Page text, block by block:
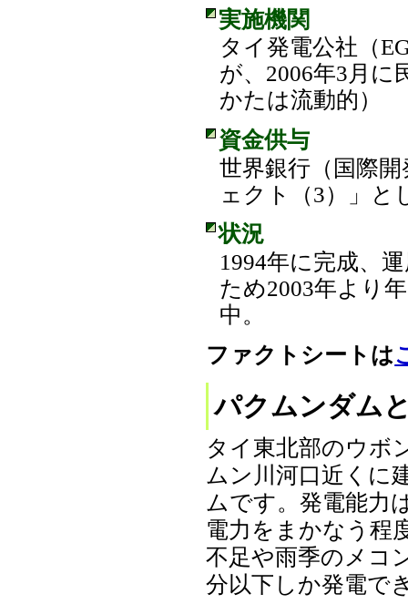
実施機関
タイ発電公社（
が、2006年3月に
かたは流動的）
資金供与
世界銀行（国際
ェクト（3）」と
状況
1994年に完成、
ため2003年より
中。
ファクトシートは
パクムンダム
タイ東北部のウボ
ムン川河口近くに
ムです。発電能力
電力をまかなう程
不足や雨季のメコ
分以下しか発電で